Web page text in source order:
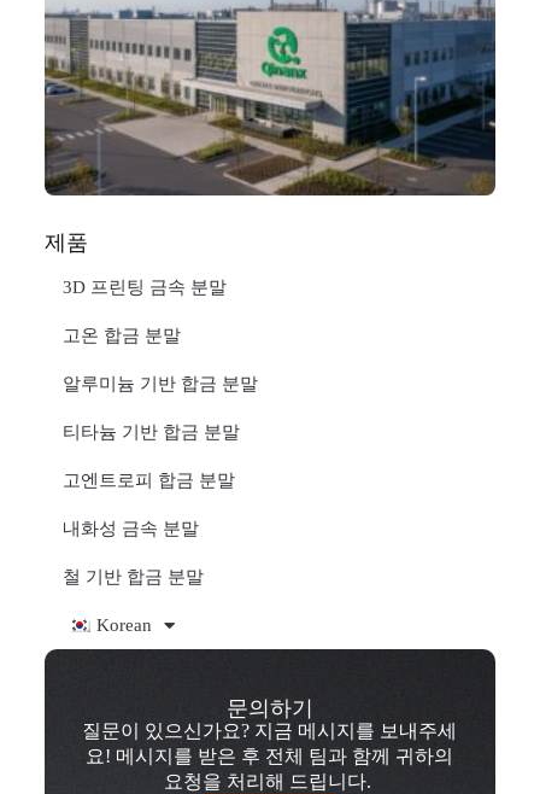
제품
3D 프린팅 금속 분말
고온 합금 분말
알루미늄 기반 합금 분말
티타늄 기반 합금 분말
고엔트로피 합금 분말
내화성 금속 분말
철 기반 합금 분말
Korean
문의하기
질문이 있으신가요? 지금 메시지를 보내주세
요! 메시지를 받은 후 전체 팀과 함께 귀하의
요청을 처리해 드립니다.